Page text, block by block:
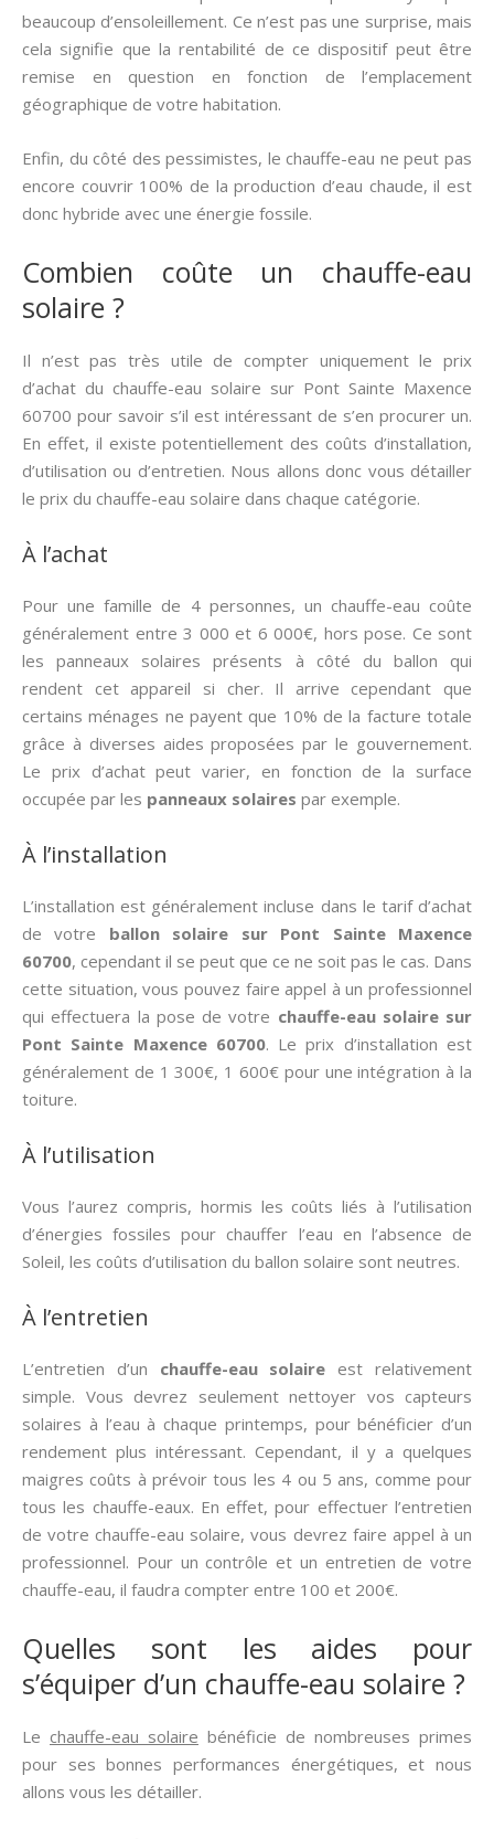
beaucoup d’ensoleillement. Ce n’est pas une surprise, mais
cela signifie que la rentabilité de ce dispositif peut être
remise en question en fonction de l’emplacement
géographique de votre habitation.
Enfin, du côté des pessimistes, le chauffe-eau ne peut pas
encore couvrir 100% de la production d’eau chaude, il est
donc hybride avec une énergie fossile.
Combien coûte un chauffe-eau
solaire ?
Il n’est pas très utile de compter uniquement le prix
d’achat du chauffe-eau solaire sur Pont Sainte Maxence
60700 pour savoir s’il est intéressant de s’en procurer un.
En effet, il existe potentiellement des coûts d’installation,
d’utilisation ou d’entretien. Nous allons donc vous détailler
le prix du chauffe-eau solaire dans chaque catégorie.
À l’achat
Pour une famille de 4 personnes, un chauffe-eau coûte
généralement entre 3 000 et 6 000€, hors pose. Ce sont
les panneaux solaires présents à côté du ballon qui
rendent cet appareil si cher. Il arrive cependant que
certains ménages ne payent que 10% de la facture totale
grâce à diverses aides proposées par le gouvernement.
Le prix d’achat peut varier, en fonction de la surface
occupée par les panneaux solaires par exemple.
À l’installation
L’installation est généralement incluse dans le tarif d’achat
de votre ballon solaire sur Pont Sainte Maxence
60700, cependant il se peut que ce ne soit pas le cas. Dans
cette situation, vous pouvez faire appel à un professionnel
qui effectuera la pose de votre chauffe-eau solaire sur
Pont Sainte Maxence 60700. Le prix d’installation est
généralement de 1 300€, 1 600€ pour une intégration à la
toiture.
À l’utilisation
Vous l’aurez compris, hormis les coûts liés à l’utilisation
d’énergies fossiles pour chauffer l’eau en l’absence de
Soleil, les coûts d’utilisation du ballon solaire sont neutres.
À l’entretien
L’entretien d’un chauffe-eau solaire est relativement
simple. Vous devrez seulement nettoyer vos capteurs
solaires à l’eau à chaque printemps, pour bénéficier d’un
rendement plus intéressant. Cependant, il y a quelques
maigres coûts à prévoir tous les 4 ou 5 ans, comme pour
tous les chauffe-eaux. En effet, pour effectuer l’entretien
de votre chauffe-eau solaire, vous devrez faire appel à un
professionnel. Pour un contrôle et un entretien de votre
chauffe-eau, il faudra compter entre 100 et 200€.
Quelles sont les aides pour
s’équiper d’un chauffe-eau solaire ?
Le chauffe-eau solaire bénéficie de nombreuses primes
pour ses bonnes performances énergétiques, et nous
allons vous les détailler.